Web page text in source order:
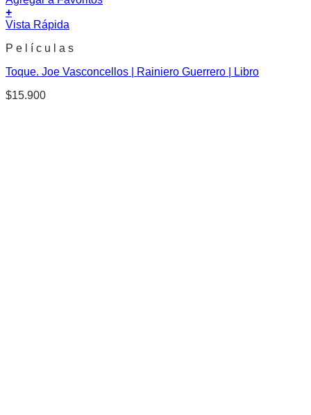
+
Vista Rápida
P e l í c u l a s
Toque. Joe Vasconcellos | Rainiero Guerrero | Libro
$15.900